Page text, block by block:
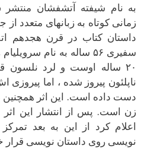
به نام شيفته آتشفشان
زمانى کوتاه به زبانهاى متعدد
داستان کتاب در قرن هجدهم
سفيرى ۵۶ ساله به نام
۲۰ ساله اوست و لرد
ناپلئون پيروز شده ، اما
دست داده است. اين اثر همچنين
زن است. پس از انتشار اين
اعلام کرد از اين به بعد
نويسى روى داستان نويسى قرار